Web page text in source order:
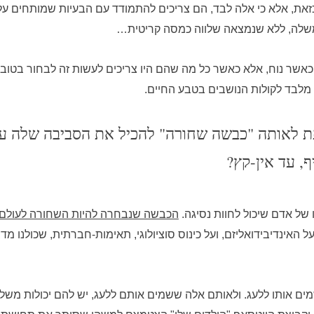
כזאת, אלא כי אלה לבד, הם צריכים להתמודד עם הבעיות שמותחים
ללא שנמצאה שלווה כמסה קריטית…
נוח, אלא כאשר כל מה שהם היו צריכים לעשות זה לבחור
לקולות הנושבים בטבע החיים.
לאותה "כבשה שחורה" להכיל את הסביבה שלה
עד אין-קץ?
של אדם שיכול לחוות נסיגה. הכבשה שנבחרה להיות השחורה לעולם
האינדיבידואליזם, ועל כינוס סוציולוגי, תאימות-חברתית,
אותו ללעג. ולאותם אלה ששמים אותם ללעג, יש להם יכולות